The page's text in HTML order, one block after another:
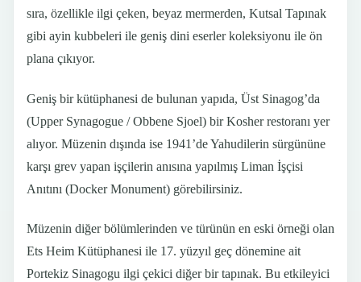
sıra, özellikle ilgi çeken, beyaz mermerden, Kutsal Tapınak
gibi ayin kubbeleri ile geniş dini eserler koleksiyonu ile ön
plana çıkıyor.
Geniş bir kütüphanesi de bulunan yapıda, Üst Sinagog’da
(Upper Synagogue / Obbene Sjoel) bir Kosher restoranı yer
alıyor. Müzenin dışında ise 1941’de Yahudilerin sürgününe
karşı grev yapan işçilerin anısına yapılmış Liman İşçisi
Anıtını (Docker Monument) görebilirsiniz.
Müzenin diğer bölümlerinden ve türünün en eski örneği olan
Ets Heim Kütüphanesi ile 17. yüzyıl geç dönemine ait
Portekiz Sinagogu ilgi çekici diğer bir tapınak. Bu etkileyici